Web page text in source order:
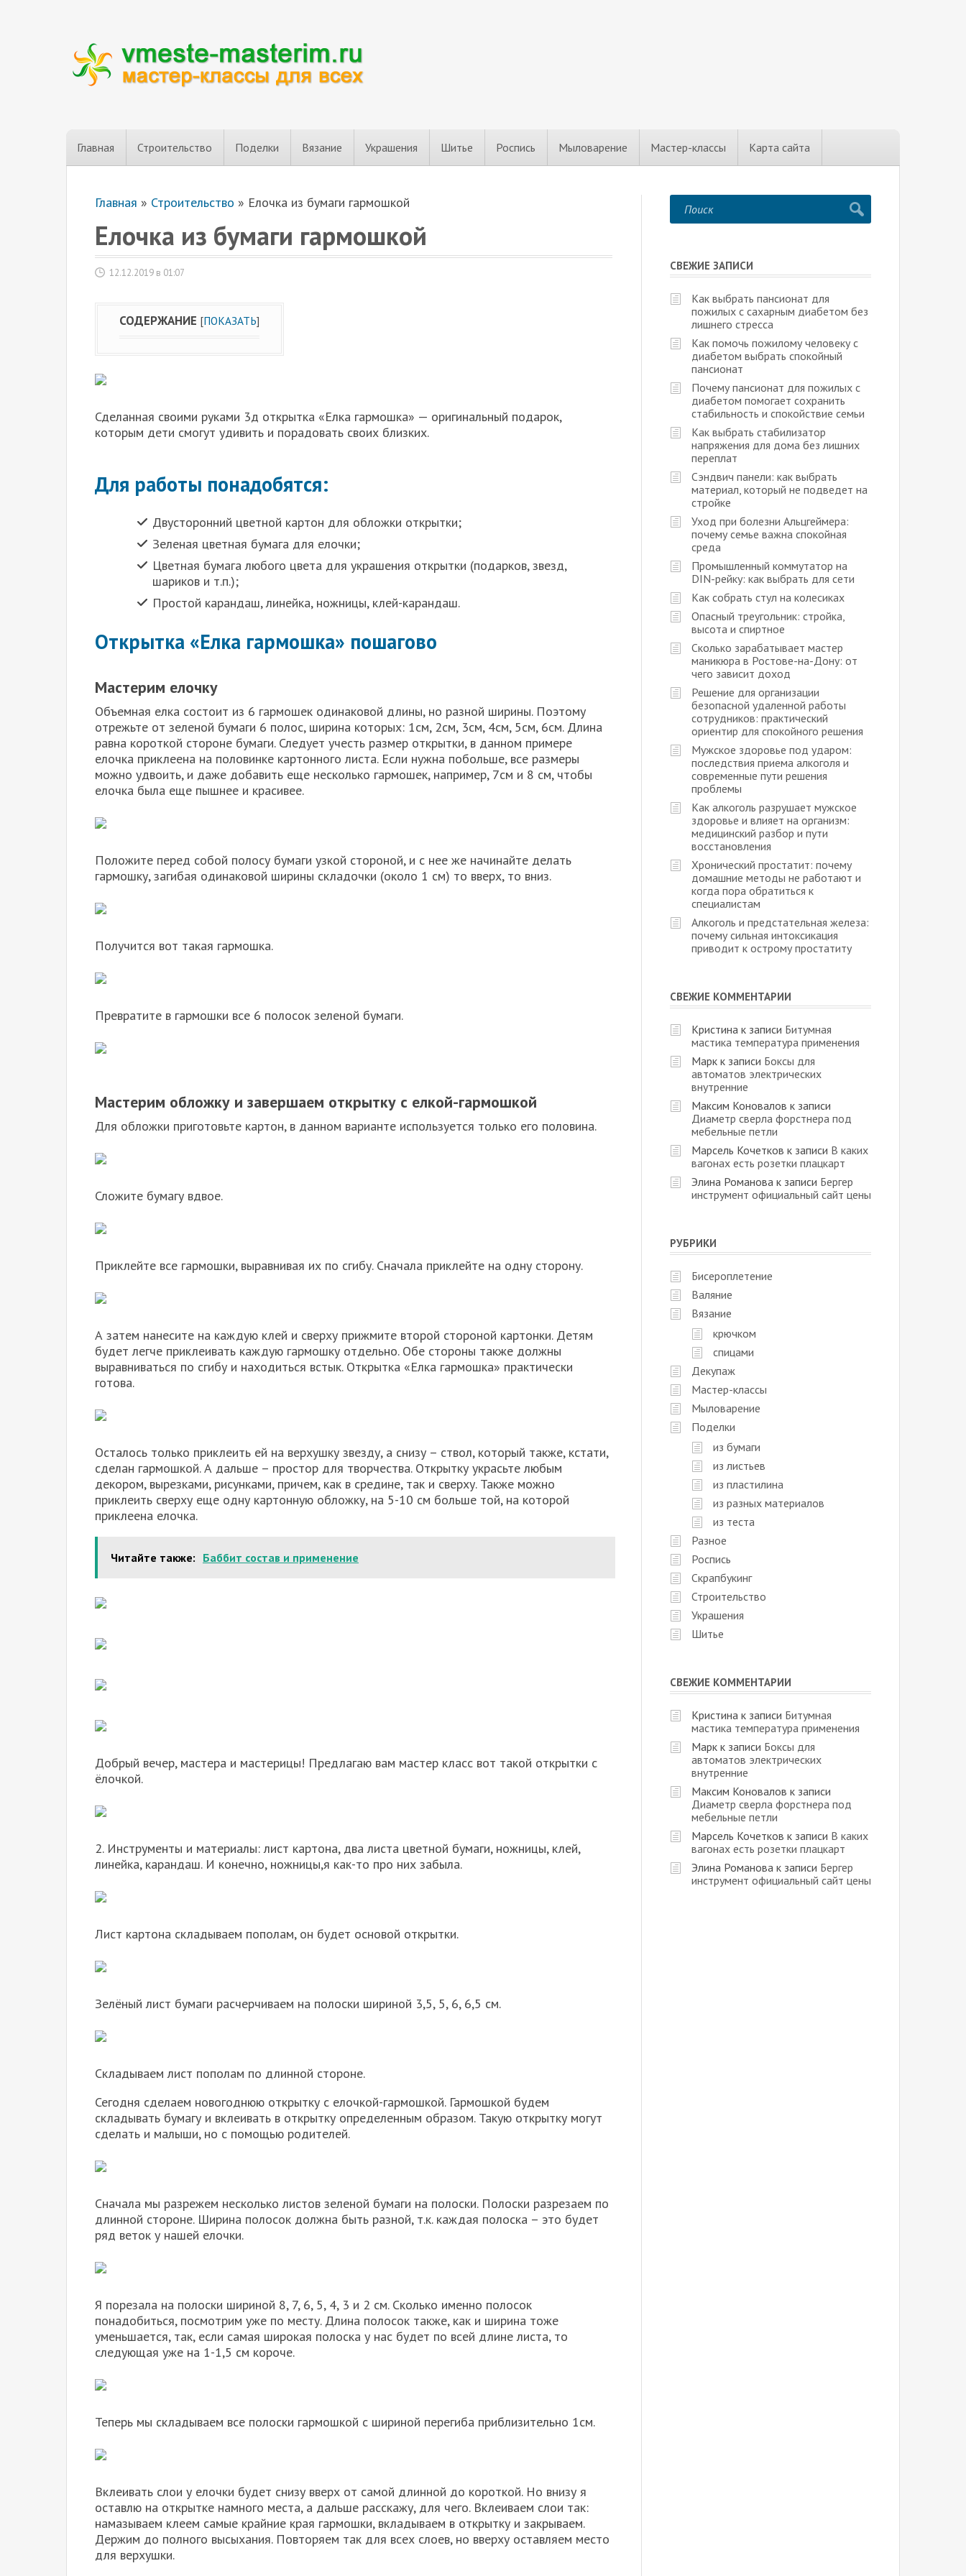
Главная Строительство Поделки Вязание Украшения Шитье Роспись Мыловарение Мастер-классы Карта сайта
Главная » Строительство » Елочка из бумаги гармошкой
Елочка из бумаги гармошкой
12.12.2019 в 01:07
СОДЕРЖАНИЕ [ПОКАЗАТЬ]
Сделанная своими руками 3д открытка «Елка гармошка» — оригинальный подарок,
которым дети смогут удивить и порадовать своих близких.
Для работы понадобятся:
Двусторонний цветной картон для обложки открытки;
Зеленая цветная бумага для елочки;
Цветная бумага любого цвета для украшения открытки (подарков, звезд,
шариков и т.п.);
Простой карандаш, линейка, ножницы, клей-карандаш.
Открытка «Елка гармошка» пошагово
Мастерим елочку
Объемная елка состоит из 6 гармошек одинаковой длины, но разной ширины. Поэтому
отрежьте от зеленой бумаги 6 полос, ширина которых: 1см, 2см, 3см, 4см, 5см, 6см. Длина
равна короткой стороне бумаги. Следует учесть размер открытки, в данном примере
елочка приклеена на половинке картонного листа. Если нужна побольше, все размеры
можно удвоить, и даже добавить еще несколько гармошек, например, 7см и 8 см, чтобы
елочка была еще пышнее и красивее.
Положите перед собой полосу бумаги узкой стороной, и с нее же начинайте делать
гармошку, загибая одинаковой ширины складочки (около 1 см) то вверх, то вниз.
Получится вот такая гармошка.
Превратите в гармошки все 6 полосок зеленой бумаги.
Мастерим обложку и завершаем открытку с елкой-гармошкой
Для обложки приготовьте картон, в данном варианте используется только его половина.
Сложите бумагу вдвое.
Приклейте все гармошки, выравнивая их по сгибу. Сначала приклейте на одну сторону.
А затем нанесите на каждую клей и сверху прижмите второй стороной картонки. Детям
будет легче приклеивать каждую гармошку отдельно. Обе стороны также должны
выравниваться по сгибу и находиться встык. Открытка «Елка гармошка» практически
готова.
Осталось только приклеить ей на верхушку звезду, а снизу – ствол, который также, кстати,
сделан гармошкой. А дальше – простор для творчества. Открытку украсьте любым
декором, вырезками, рисунками, причем, как в средине, так и сверху. Также можно
приклеить сверху еще одну картонную обложку, на 5-10 см больше той, на которой
приклеена елочка.
Читайте также: Баббит состав и применение
Добрый вечер, мастера и мастерицы! Предлагаю вам мастер класс вот такой открытки с
ёлочкой.
2. Инструменты и материалы: лист картона, два листа цветной бумаги, ножницы, клей,
линейка, карандаш. И конечно, ножницы,я как-то про них забыла.
Лист картона складываем пополам, он будет основой открытки.
Зелёный лист бумаги расчерчиваем на полоски шириной 3,5, 5, 6, 6,5 см.
Складываем лист пополам по длинной стороне.
Сегодня сделаем новогоднюю открытку с елочкой-гармошкой. Гармошкой будем
складывать бумагу и вклеивать в открытку определенным образом. Такую открытку могут
сделать и малыши, но с помощью родителей.
Сначала мы разрежем несколько листов зеленой бумаги на полоски. Полоски разрезаем по
длинной стороне. Ширина полосок должна быть разной, т.к. каждая полоска – это будет
ряд веток у нашей елочки.
Я порезала на полоски шириной 8, 7, 6, 5, 4, 3 и 2 см. Сколько именно полосок
понадобиться, посмотрим уже по месту. Длина полосок также, как и ширина тоже
уменьшается, так, если самая широкая полоска у нас будет по всей длине листа, то
следующая уже на 1-1,5 см короче.
Теперь мы складываем все полоски гармошкой с шириной перегиба приблизительно 1см.
Вклеивать слои у елочки будет снизу вверх от самой длинной до короткой. Но внизу я
оставлю на открытке намного места, а дальше расскажу, для чего. Вклеиваем слои так:
намазываем клеем самые крайние края гармошки, вкладываем в открытку и закрываем.
Держим до полного высыхания. Повторяем так для всех слоев, но вверху оставляем место
для верхушки.
СВЕЖИЕ ЗАПИСИ
Как выбрать пансионат для
пожилых с сахарным диабетом без
лишнего стресса
Как помочь пожилому человеку с
диабетом выбрать спокойный
пансионат
Почему пансионат для пожилых с
диабетом помогает сохранить
стабильность и спокойствие семьи
Как выбрать стабилизатор
напряжения для дома без лишних
переплат
Сэндвич панели: как выбрать
материал, который не подведет на
стройке
Уход при болезни Альцгеймера:
почему семье важна спокойная
среда
Промышленный коммутатор на
DIN-рейку: как выбрать для сети
Как собрать стул на колесиках
Опасный треугольник: стройка,
высота и спиртное
Сколько зарабатывает мастер
маникюра в Ростове-на-Дону: от
чего зависит доход
Решение для организации
безопасной удаленной работы
сотрудников: практический
ориентир для спокойного решения
Мужское здоровье под ударом:
последствия приема алкоголя и
современные пути решения
проблемы
Как алкоголь разрушает мужское
здоровье и влияет на организм:
медицинский разбор и пути
восстановления
Хронический простатит: почему
домашние методы не работают и
когда пора обратиться к
специалистам
Алкоголь и предстательная железа:
почему сильная интоксикация
приводит к острому простатиту
СВЕЖИЕ КОММЕНТАРИИ
Кристина к записи Битумная
мастика температура применения
Марк к записи Боксы для
автоматов электрических
внутренние
Максим Коновалов к записи
Диаметр сверла форстнера под
мебельные петли
Марсель Кочетков к записи В каких
вагонах есть розетки плацкарт
Элина Романова к записи Бергер
инструмент официальный сайт цены
РУБРИКИ
Бисероплетение
Валяние
Вязание
крючком
спицами
Декупаж
Мастер-классы
Мыловарение
Поделки
из бумаги
из листьев
из пластилина
из разных материалов
из теста
Разное
Роспись
Скрапбукинг
Строительство
Украшения
Шитье
СВЕЖИЕ КОММЕНТАРИИ
Кристина к записи Битумная
мастика температура применения
Марк к записи Боксы для
автоматов электрических
внутренние
Максим Коновалов к записи
Диаметр сверла форстнера под
мебельные петли
Марсель Кочетков к записи В каких
вагонах есть розетки плацкарт
Элина Романова к записи Бергер
инструмент официальный сайт цены